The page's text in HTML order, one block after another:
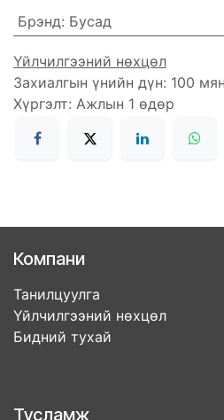
Брэнд: Бусад
Үйлчилгээний нөхцөл
Захиалгын үнийн дүн: 100
Хүргэлт: Ажлын 1 өдөр
Компани
Танилцуулга
Үйлчилгээний нөхцөл
Бидний тухай
Тусламж